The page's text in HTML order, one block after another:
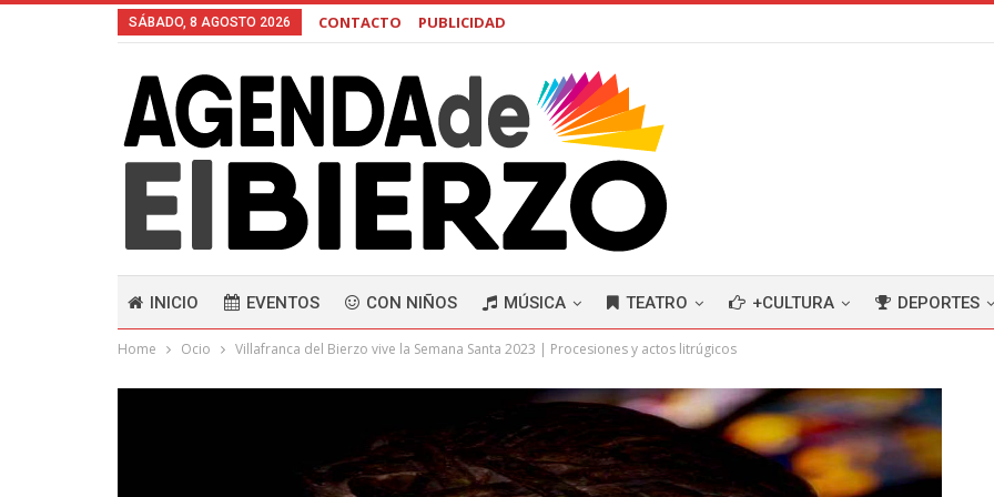
SÁBADO, 8 AGOSTO 2026 CONTACTO PUBLICIDAD
INICIO EVENTOS CON NIÑOS MÚSICA TEATRO +CULTURA DEPORTES
Home Ocio Villafranca del Bierzo vive la Semana Santa 2023 | Procesiones y actos litrúgicos